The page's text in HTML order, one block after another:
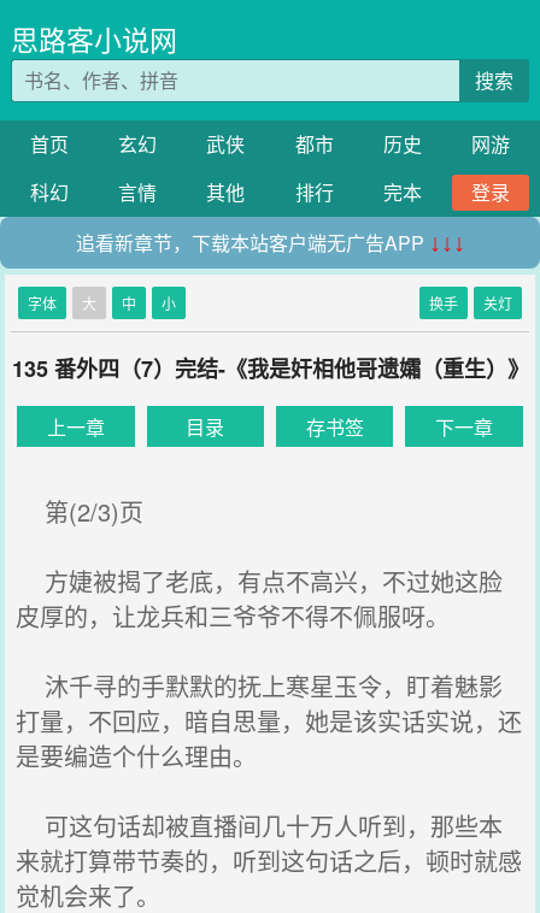
思路客小说网
搜索
首页 玄幻 武侠 都市 历史
网游
科幻
言情 其他 排行 完本
登录
追看新章节，下载本站客户端无广告APP ↓↓↓
字体 大 中 小 换手 关灯
135 番外四（7）完结-《我是奸相他哥遗孀（重生）》
上一章 目录 存书签 下一章
第(2/3)页
方婕被揭了老底，有点不高兴，不过她这脸
皮厚的，让龙兵和三爷爷不得不佩服呀。
沐千寻的手默默的抚上寒星玉令，盯着魅影
打量，不回应，暗自思量，她是该实话实说，还
是要编造个什么理由。
可这句话却被直播间几十万人听到，那些本
来就打算带节奏的，听到这句话之后，顿时就感
觉机会来了。